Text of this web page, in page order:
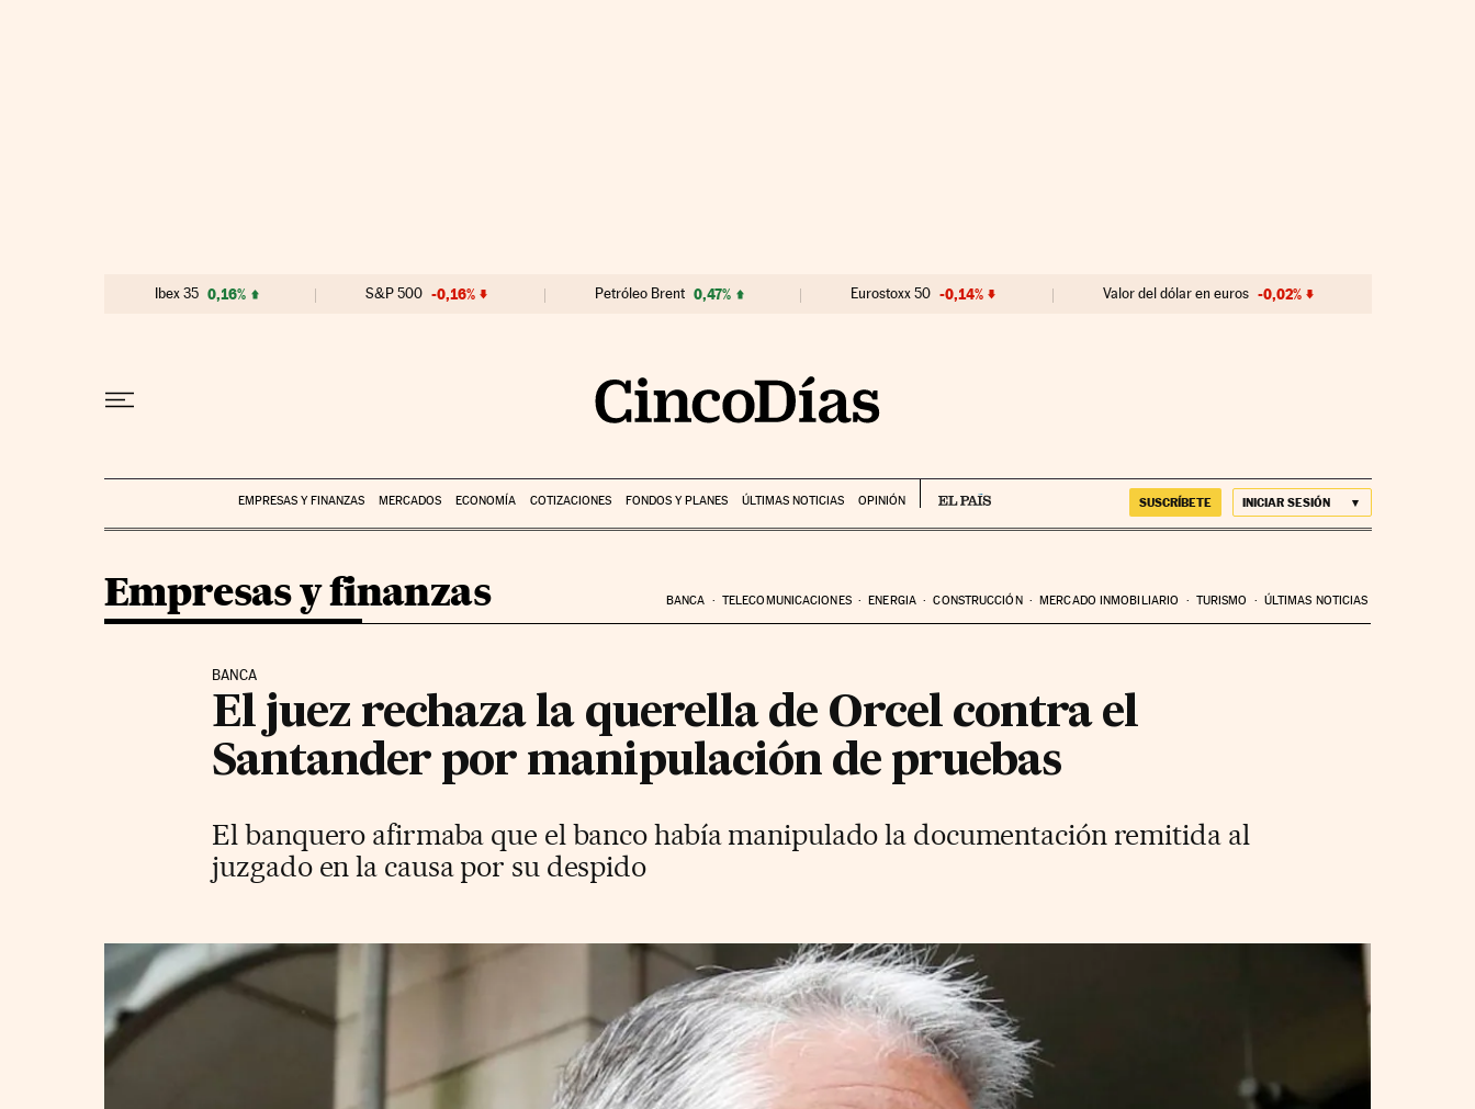
Ibex 35 0,16% S&P 500 -0,16% Petróleo Brent 0,47% Eurostoxx 50 -0,14% Valor del dólar en euros -0,02%
EMPRESAS Y FINANZAS MERCADOS ECONOMÍA COTIZACIONES FONDOS Y PLANES ÚLTIMAS NOTICIAS OPINIÓN SUSCRÍBETE INICIAR SESIÓN
Empresas y finanzas BANCA TELECOMUNICACIONES ENERGIA CONSTRUCCIÓN MERCADO INMOBILIARIO TURISMO ÚLTIMAS NOTICIAS
BANCA
El juez rechaza la querella de Orcel contra el
Santander por manipulación de pruebas
El banquero afirmaba que el banco había manipulado la documentación remitida al
juzgado en la causa por su despido